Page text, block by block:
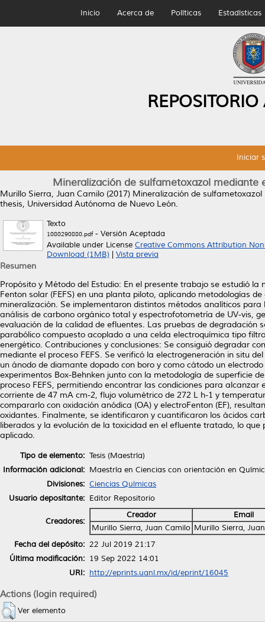
Inicio Acerca de Políticas Estadísticas
Iniciar
Mineralización de sulfametoxazol mediante
Murillo Sierra, Juan Camilo (2017) Mineralización de
thesis, Universidad Autónoma de Nuevo León.
Texto
1080290880.pdf- Versión Aceptada
Available under License Creative Commons Attribution
Download (1MB)
Vista previa
Resumen
Propósito y Método del Estudio: En el presente trabajo se estudió
Fenton solar (FEFS) en una planta piloto, aplicando metodologías
mineralización. Se implementaron distintos métodos analíticos
análisis de carbono orgánico total y espectrofotometría de UV-vis,
evaluación de la calidad de efluentes. Las pruebas de
parabólico compuesto acoplado a una celda electroquímica tipo
energético. Contribuciones y conclusiones: Se consiguió degradar
mediante el proceso FEFS. Se verificó la electrogeneración in situ
un ánodo de diamante dopado con boro y como cátodo un
experimentos Box-Behnken junto con la metodología de superficie
proceso FEFS, permitiendo encontrar las condiciones para
corriente de 47 mA cm-2, flujo volumétrico de 272 L h-1 y
compararlo con oxidación anódica (OA) y electroFenton (EF),
oxidantes. Finalmente, se identificaron y cuantificaron los ácidos
liberados y la evolución de la toxicidad en el efluente tratado, lo
aplicado.
Tipo de elemento: Tesis (Maestría)
Información adicional: Maestría en Ciencias con orientación en
Divisiones: Ciencias Químicas
Usuario depositante: Editor Repositorio
Creadores:
Creador
Email
Murillo Sierra, Juan Camilo Murillo Sierra,
Fecha del depósito: 22 Jul 2019 21:17
Última modificación: 19 Sep 2022 14:01
URI: http://eprints.uanl.mx/id/eprint/16045
Actions (login required)
Ver elemento